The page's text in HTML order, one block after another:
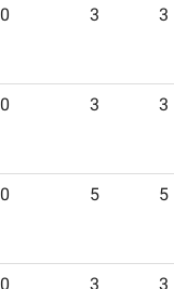
0 3 3
0 3 3
0 5 5
0 3 3